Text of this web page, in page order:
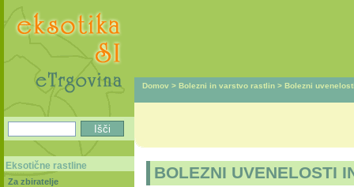
Domov > Bolezni in varstvo rastlin > Bolezni
BOLEZNI UVENELOSTI
Eksotične rastline
Za zbiratelje